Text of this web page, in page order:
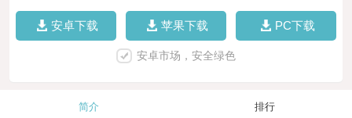
安卓下载 苹果下载 PC下载
安卓市场，安全绿色
简介 排行